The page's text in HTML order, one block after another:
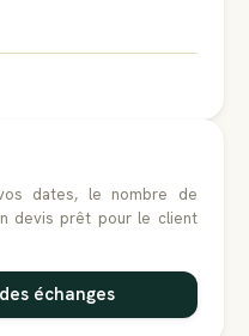
dates, le nombre de
devis prêt pour le client
échanges